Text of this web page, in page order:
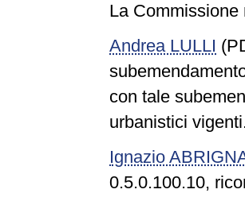
La
Andrea LULLI
con tale
urbanistici
Ignazio
0.5.0.100.10,